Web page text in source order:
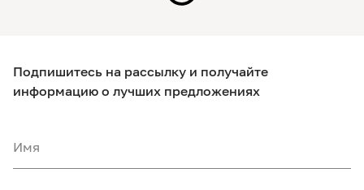
Подпишитесь на рассылку и получайте
информацию о лучших предложениях
Имя